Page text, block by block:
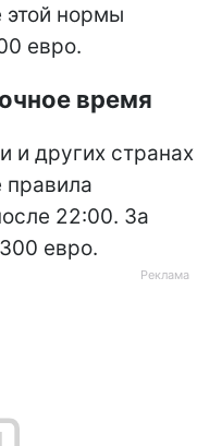
нормы
евро.
время
и других странах
правила
22:00. За
евро.